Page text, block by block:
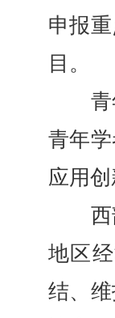
申报
目。
青年
青年
应用创
西部
地区
结、